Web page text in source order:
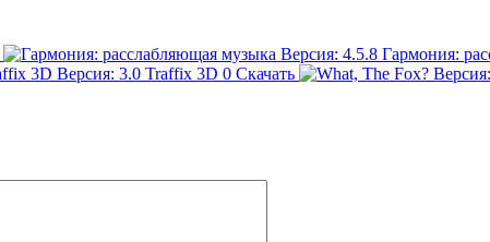
Гармония:
Traffix 3D 0 Скачать